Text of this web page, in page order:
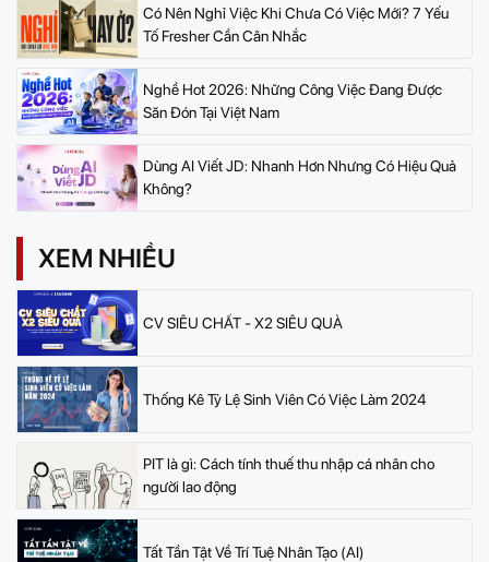
Có Nên Nghỉ Việc Khi Chưa Có Việc Mới? 7 Yếu
Tố Fresher Cần Cân Nhắc
Nghề Hot 2026: Những Công Việc Đang Được
Săn Đón Tại Việt Nam
Dùng AI Viết JD: Nhanh Hơn Nhưng Có Hiệu Quả
Không?
XEM NHIỀU
CV SIÊU CHẤT - X2 SIÊU QUÀ
Thống Kê Tỷ Lệ Sinh Viên Có Việc Làm 2024
PIT là gì: Cách tính thuế thu nhập cá nhân cho
người lao động
Tất Tần Tật Về Trí Tuệ Nhân Tạo (AI)